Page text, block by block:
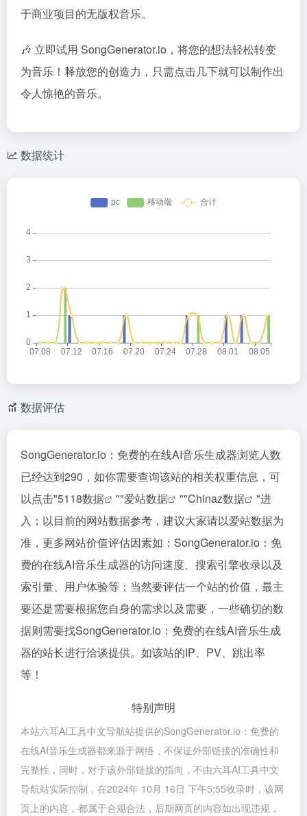
于商业项目的无版权音乐。
🎶 立即试用 SongGenerator.io，将您的想法轻松转变
为音乐！释放您的创造力，只需点击几下就可以制作出
令人惊艳的音乐。
数据统计
数据评估
SongGenerator.io：免费的在线AI音乐生成器浏览人数
已经达到290，如你需要查询该站的相关权重信息，可
以点击"5118数据 ""爱站数据 ""Chinaz数据
"进
入；以目前的网站数据参考，建议大家请以爱站数据为
准，更多网站价值评估因素如：SongGenerator.io：免
费的在线AI音乐生成器的访问速度、搜索引擎收录以及
索引量、用户体验等；当然要评估一个站的价值，最主
要还是需要根据您自身的需求以及需要，一些确切的数
据则需要找SongGenerator.io：免费的在线AI音乐生成
器的站长进行洽谈提供。如该站的IP、PV、跳出率
等！
特别声明
本站六耳AI工具中文导航站提供的SongGenerator.io：免费的
在线AI音乐生成器都来源于网络，不保证外部链接的准确性和
完整性，同时，对于该外部链接的指向，不由六耳AI工具中文
导航站实际控制，在2024年 10月 16日 下午5:55收录时，该网
页上的内容，都属于合规合法，后期网页的内容如出现违规，